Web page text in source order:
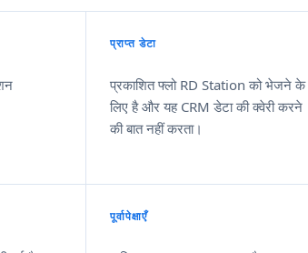
प्राप्त डेटा
प्रकाशित फ्लो RD Station को भेजने के
लिए है और यह CRM डेटा की क्वेरी करने
की बात नहीं करता।
पूर्वापेक्षाएँ